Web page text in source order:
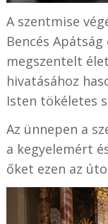
A szentmise
Bencés
megszentelt
hivatásához
Isten tökéletes
Az ünnepen a
a kegyelemért
őket ezen az